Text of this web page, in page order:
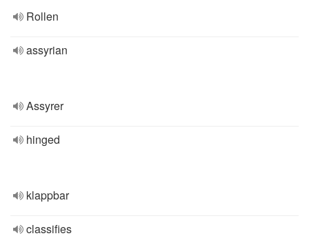
Rollen
assyrian
Assyrer
hinged
klappbar
classifies